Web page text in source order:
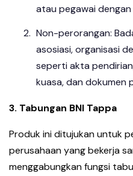
atau pegawai
Non-perorangan:
asosiasi, organisasi
seperti akta
kuasa, dan dokumen
3. Tabungan BNI Tappa
Produk ini ditujukan untuk
perusahaan yang bekerja
menggabungkan fungsi